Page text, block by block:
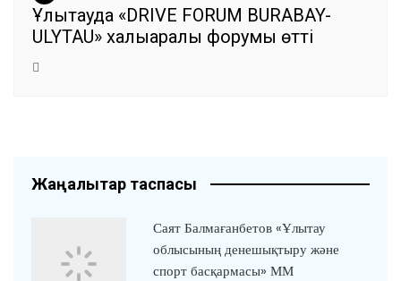
Ұлытауда «DRIVE FORUM BURABAY-
ULYTAU» халықаралық форумы өтті
Жаңалықтар таспасы
Саят Балмағанбетов «Ұлытау
облысының денешықтыру және
спорт басқармасы» ММ